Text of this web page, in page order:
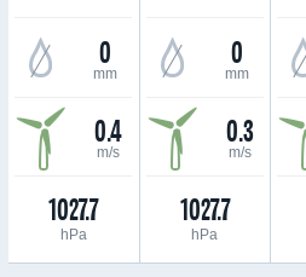
0
mm
0.4
m/s
1027.7
hPa
0
mm
0.3
m/s
1027.7
hPa